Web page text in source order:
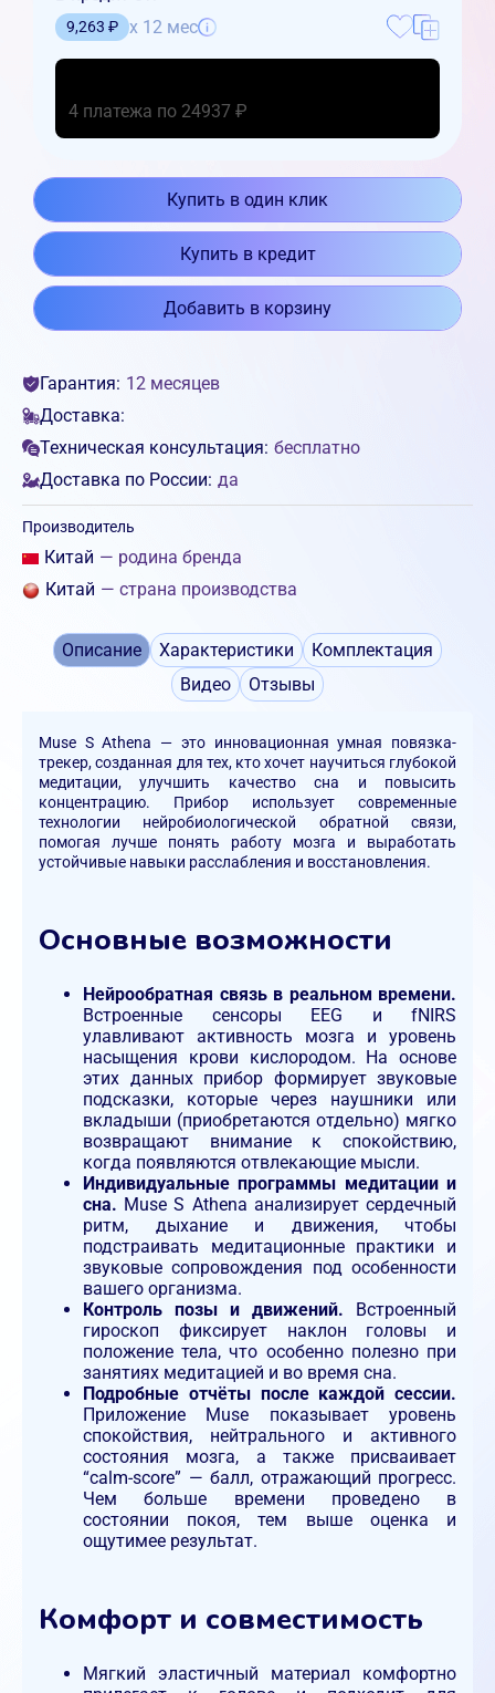
9,263 ₽ x 12 мес
4 платежа по 24937 ₽
Купить в один клик
Купить в кредит
Добавить в корзину
Гарантия: 12 месяцев
Доставка:
Техническая консультация: бесплатно
Доставка по России: да
Производитель
Китай — родина бренда
Китай — страна производства
Описание Характеристики
Комплектация
Видео
Отзывы
Muse S Athena — это инновационная умная повязка-
трекер, созданная для тех, кто хочет научиться глубокой
медитации, улучшить качество сна и повысить
концентрацию. Прибор использует современные
технологии нейробиологической обратной связи,
помогая лучше понять работу мозга и выработать
устойчивые навыки расслабления и восстановления.
Основные возможности
Нейрообратная связь в реальном времени.
Встроенные сенсоры EEG и fNIRS
улавливают активность мозга и уровень
насыщения крови кислородом. На основе
этих данных прибор формирует звуковые
подсказки, которые через наушники или
вкладыши (приобретаются отдельно) мягко
возвращают внимание к спокойствию,
когда появляются отвлекающие мысли.
Индивидуальные программы медитации и
сна. Muse S Athena анализирует сердечный
ритм, дыхание и движения, чтобы
подстраивать медитационные практики и
звуковые сопровождения под особенности
вашего организма.
Контроль позы и движений. Встроенный
гироскоп фиксирует наклон головы и
положение тела, что особенно полезно при
занятиях медитацией и во время сна.
Подробные отчёты после каждой сессии.
Приложение Muse показывает уровень
спокойствия, нейтрального и активного
состояния мозга, а также присваивает
“calm-score” — балл, отражающий прогресс.
Чем больше времени проведено в
состоянии покоя, тем выше оценка и
ощутимее результат.
Комфорт и совместимость
Мягкий эластичный материал комфортно